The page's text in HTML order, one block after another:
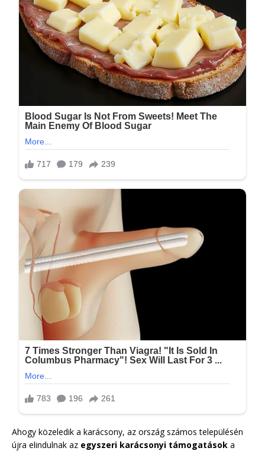
Ahogy közeledik a karácsony, az ország számos településén
újra elindulnak az egyszeri karácsonyi támogatások a